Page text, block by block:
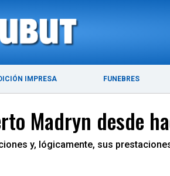
IMPRESA FUNEBRES
NOTICIAS PUERTO MADRYN
Madryn desde
y, lógicamente, sus